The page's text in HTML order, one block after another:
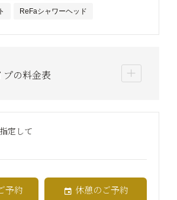
ReFaシャワーヘッド
プの料金表
定して
予約 休憩のご予約